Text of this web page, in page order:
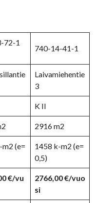
72-1
740-14-41-1
Laivamiehentie
3
K II
2916 m2
(e=
1458 k-m2 (e=
0,5)
€/vu
2766,00 €/vuo
si